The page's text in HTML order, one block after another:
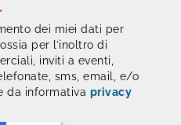
*
dei miei dati per
per l’inoltro di
inviti a eventi,
sms, email, e/o
da informativa privacy